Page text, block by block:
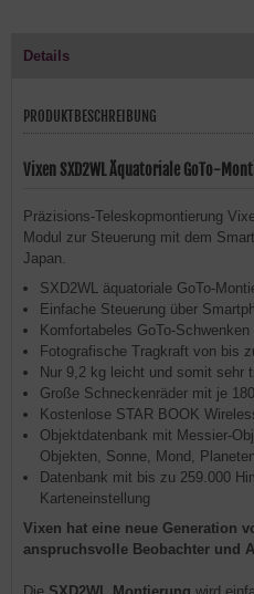
Details
PRODUKTBESCHREIBUNG
Vixen SXD2WL Äquatoriale GoTo-
Präzisions-Teleskopmontierung
Modul zur Steuerung mit dem
Japan.
SXD2WL äquatoriale GoTo-
Einfache Steuerung über
Komfortabeles GoTo-
Fotografische Tragkraft von bis
Nur 9,2 kg leicht und somit sehr
Große Schneckenräder mit je
Kostenlose STAR BOOK
Objektdatenbank mit Messier-
Objekten, Sonne, Mond,
Datenbank mit bis zu 259.000
Karteneinstellung
Vixen hat eine neue Generation
anspruchsvolle Beobachter und